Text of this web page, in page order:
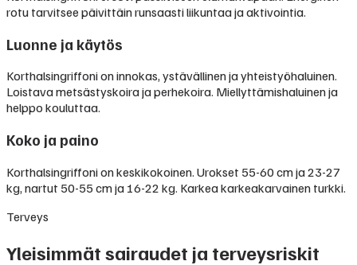
rotu tarvitsee päivittäin runsaasti liikuntaa ja aktivointia.
Luonne ja käytös
Korthalsingriffoni on innokas, ystävällinen ja yhteistyöhaluinen.
Loistava metsästyskoira ja perhekoira. Miellyttämishaluinen ja
helppo kouluttaa.
Koko ja paino
Korthalsingriffoni on keskikokoinen. Urokset 55-60 cm ja 23-27
kg, nartut 50-55 cm ja 16-22 kg. Karkea karkeakarvainen turkki.
Terveys
Yleisimmät sairaudet ja terveysriskit